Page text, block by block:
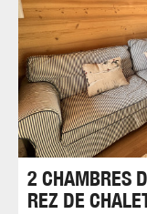
2 CHAMBRES
REZ DE